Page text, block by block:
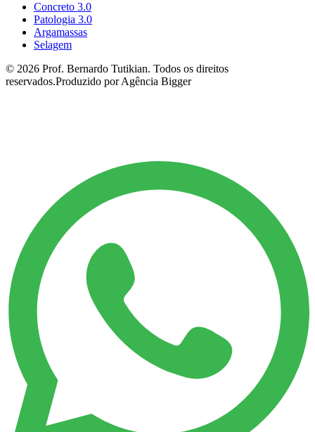
Concreto 3.0
Patologia 3.0
Argamassas
Selagem
© 2026 Prof. Bernardo Tutikian. Todos os direitos
reservados.Produzido por Agência Bigger